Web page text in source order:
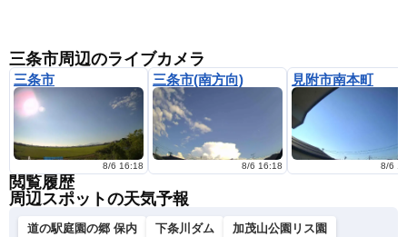
三条市周辺のライブカメラ
三条市
8/6 16:18
三条市(南方向)
8/6 16:18
見附市南本町
8/6
閲覧履歴
周辺スポットの天気予報
道の駅庭園の郷 保内 下条川ダム
加茂山公園リス園